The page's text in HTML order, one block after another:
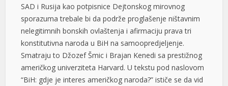
SAD i Rusija kao potpisnice Dejtonskog mirovnog
sporazuma trebale bi da podrže proglašenje ništavnim
nelegitimnih bonskih ovlaštenja i afirmaciju prava tri
konstitutivna naroda u BiH na samoopredjeljenje.
Smatraju to Džozef Šmic i Brajan Kenedi sa prestižnog
američkog univerziteta Harvard. U tekstu pod naslovom
“BiH: gdje je interes američkog naroda?” ističe se da vid